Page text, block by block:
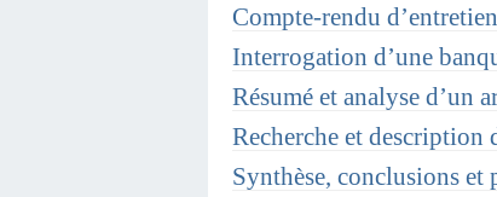
Compte-rendu
Interrogation d’une
Résumé et analyse d’un
Recherche et description
Synthèse, conclusions et